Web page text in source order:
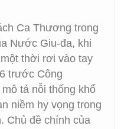
Ca Thương trong
Nước Giu-đa, khi
thời rơi vào tay
trước Công
tả nỗi thống khổ
niềm hy vọng trong
Chủ đề chính của